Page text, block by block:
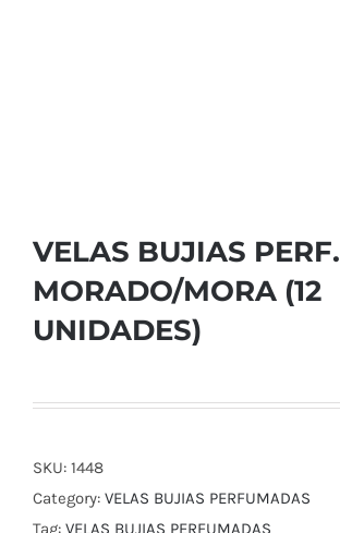
VELAS BUJIAS PERF.
MORADO/MORA (12
UNIDADES)
SKU: 1448
Category: VELAS BUJIAS PERFUMADAS
Tag: VELAS BUJIAS PERFUMADAS